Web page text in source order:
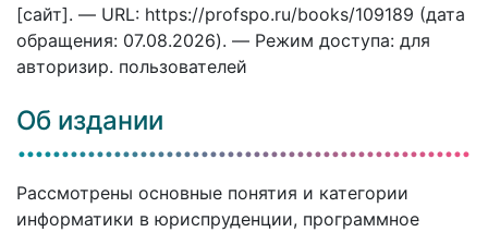
[сайт]. — URL: https://profspo.ru/books/109189 (дата
обращения: 07.08.2026). — Режим доступа: для
авторизир. пользователей
Об издании
Рассмотрены основные понятия и категории
информатики в юриспруденции, программное